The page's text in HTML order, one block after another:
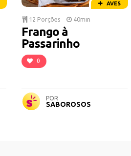
AVES
12 Porções 40min
Frango à
Passarinho
0
POR
SABOROSOS